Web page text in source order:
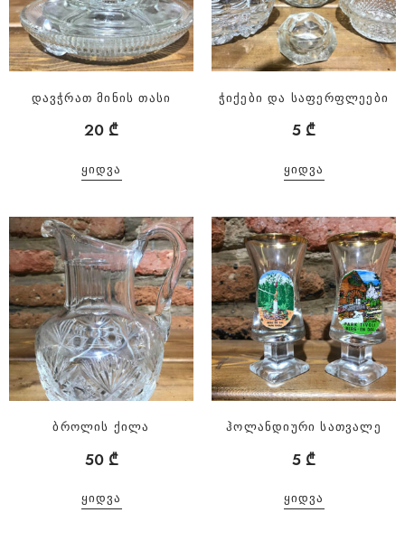
დავჭრათ მინის თასი
20 ₾
ᲧᲘᲓᲕᲐ
ჭიქები და საფერფლეები
5 ₾
ᲧᲘᲓᲕᲐ
ბროლის ქილა
50 ₾
ᲧᲘᲓᲕᲐ
ჰოლანდიური სათვალე
5 ₾
ᲧᲘᲓᲕᲐ